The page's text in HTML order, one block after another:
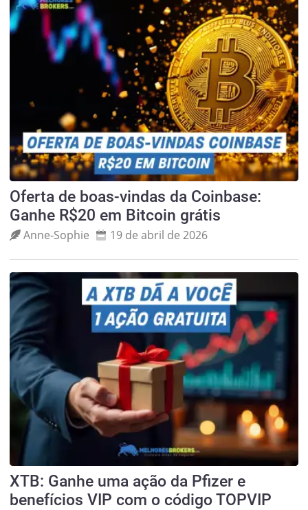
Oferta de boas-vindas da Coinbase:
Ganhe R$20 em Bitcoin grátis
Anne‑Sophie 19 de abril de 2026
XTB: Ganhe uma ação da Pfizer e
benefícios VIP com o código TOPVIP